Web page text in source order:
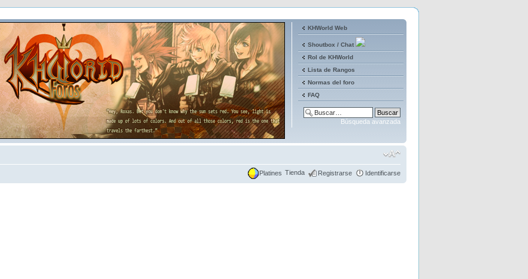
KHWorld Web
Shoutbox / Chat
Rol de KHWorld
Lista de Rangos
Normas del foro
FAQ
Búsqueda avanzada
Platines Tienda Registrarse Identificarse